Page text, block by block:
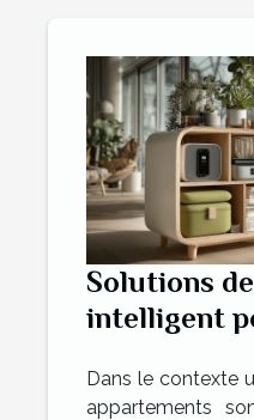
Solutions
intelligent
l'espace
Dans le contexte
appartements